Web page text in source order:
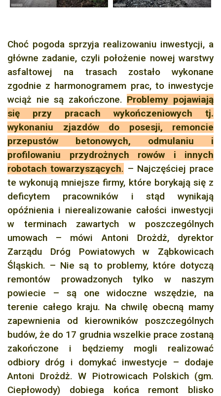
Choć pogoda sprzyja realizowaniu inwestycji, a
główne zadanie, czyli położenie nowej warstwy
asfaltowej na trasach zostało wykonane
zgodnie z harmonogramem prac, to inwestycje
wciąż nie są zakończone. Problemy pojawiają
się przy pracach wykończeniowych tj.
wykonaniu zjazdów do posesji, remoncie
przepustów betonowych, odmulaniu i
profilowaniu przydrożnych rowów i innych
robotach towarzyszących. – Najczęściej prace
te wykonują mniejsze firmy, które borykają się z
deficytem pracowników i stąd wynikają
opóźnienia i nierealizowanie całości inwestycji
w terminach zawartych w poszczególnych
umowach – mówi Antoni Drożdż, dyrektor
Zarządu Dróg Powiatowych w Ząbkowicach
Śląskich. – Nie są to problemy, które dotyczą
remontów prowadzonych tylko w naszym
powiecie – są one widoczne wszędzie, na
terenie całego kraju. Na chwilę obecną mamy
zapewnienia od kierowników poszczególnych
budów, że do 17 grudnia wszelkie prace zostaną
zakończone i będziemy mogli realizować
odbiory dróg i domykać inwestycje – dodaje
Antoni Drożdż. W Piotrowicach Polskich (gm.
Ciepłowody) dobiega końca remont blisko